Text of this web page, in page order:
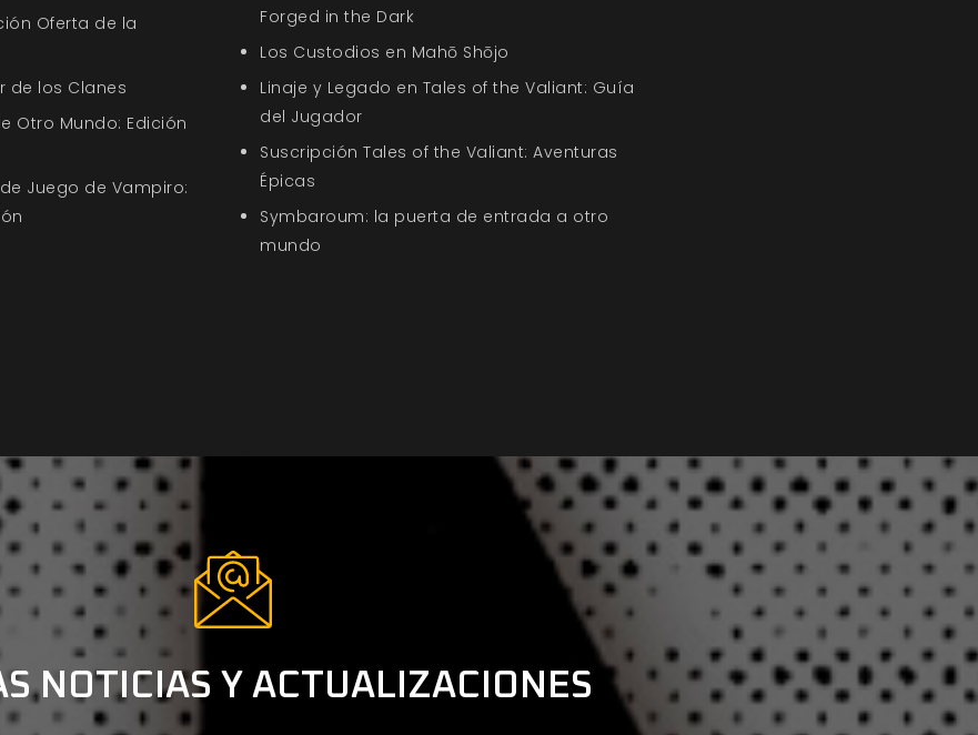
Oferta de la
de los Clanes
Otro Mundo: Edición
Juego de Vampiro:
Forged in the Dark
Los Custodios en Mahō Shōjo
Linaje y Legado en Tales of the Valiant: Guía
del Jugador
Suscripción Tales of the Valiant: Aventuras
Épicas
Symbaroum: la puerta de entrada a otro
mundo
NOTICIAS Y ACTUALIZACIONES